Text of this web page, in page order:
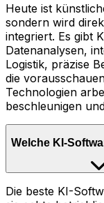
Heute ist
sondern wird
integriert. Es gibt
Datenanalysen,
Logistik, präzise
die
Technologien
beschleunigen
Welche KI-
Die beste KI-